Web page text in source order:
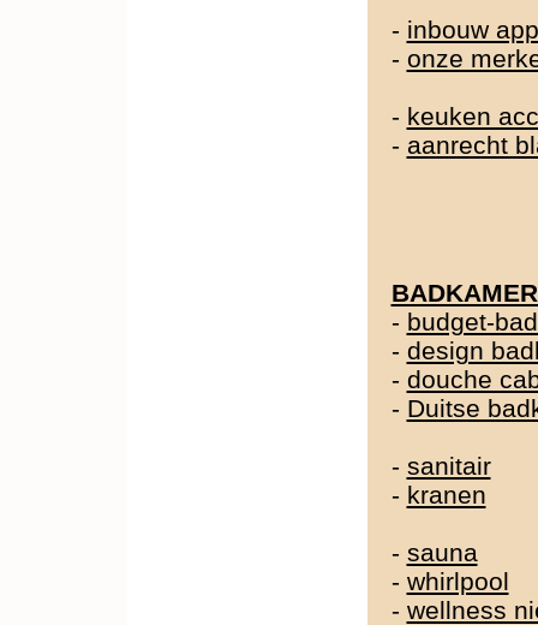
- inbouw
- onze
- keuken
- aanrecht
- budget-
- design
- douche
- Duitse
- sanitair
- kranen
- sauna
- whirlpool
- wellness